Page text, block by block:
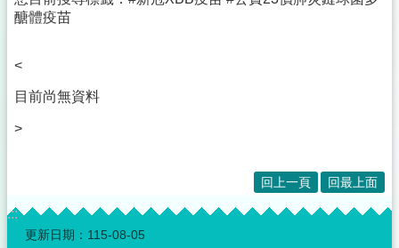
醣體疫苗
<
目前尚無資料
>
回上一頁 回最上面
:::
更新日期： 115-08-05